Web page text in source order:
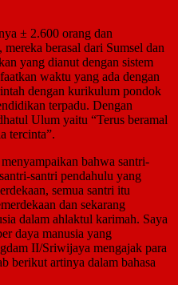
± 2.600 orang dan
berasal dari Sumsel dan
yang dianut dengan sistem
waktu yang ada dengan
dengan kurikulum pondok
terpadu. Dengan
Ulum yaitu “Terus beramal
tercinta”.
bahwa santri-
santri pendahulu yang
semua santri itu
dan sekarang
dalam ahlaktul karimah. Saya
daya manusia yang
II/Sriwijaya mengajak para
berikut artinya dalam bahasa